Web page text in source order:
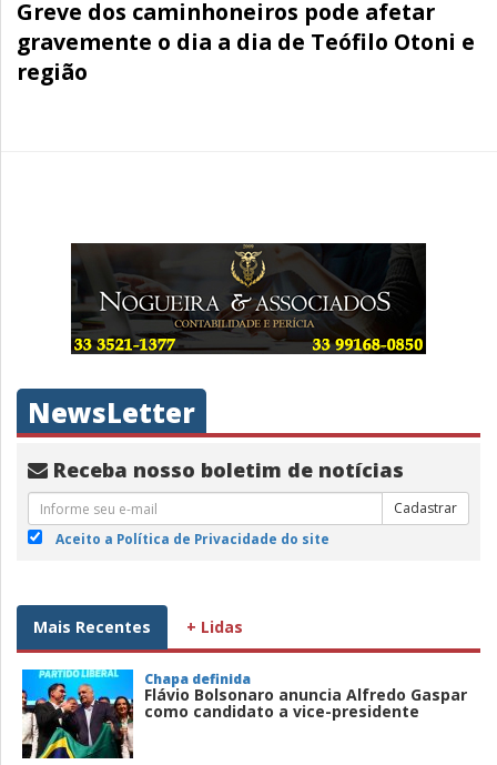
Greve dos caminhoneiros pode afetar
gravemente o dia a dia de Teófilo Otoni e
região
NewsLetter
Receba nosso boletim de notícias
Cadastrar
Aceito a Política de Privacidade do site
Mais Recentes + Lidas
Chapa definida
Flávio Bolsonaro anuncia Alfredo Gaspar
como candidato a vice-presidente